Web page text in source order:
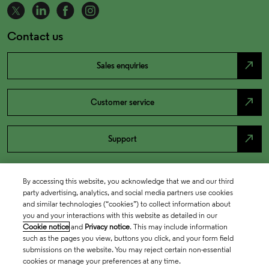
Contact us
Sales enquiries north_east
Customer service north_east
Support north_east
By accessing this website, you acknowledge that we and our third
party advertising, analytics, and social media partners use cookies
and similar technologies (“cookies”) to collect information about
you and your interactions with this website as detailed in our
Cookie notice and Privacy notice. This may include information
such as the pages you view, buttons you click, and your form field
submissions on the website. You may reject certain non-essential
cookies or manage your preferences at any time.